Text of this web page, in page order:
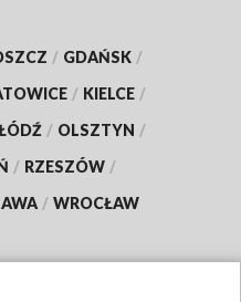
/ GDAŃSK /
/ KIELCE /
/ OLSZTYN /
/ RZESZÓW /
/ WROCŁAW